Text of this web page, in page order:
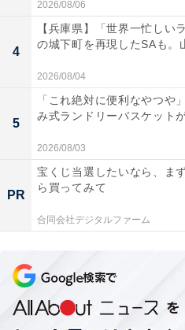
2026/08/06
4
【兵庫県】「世界一忙しい
の城下町を再現したSAも。
2026/08/04
5
「これ絶対に便利なやつや
み式ランドリーバスケット
2026/08/03
PR
宝くじ当選したいなら、ま
ら買ってみて
合同会社デジタルファーム